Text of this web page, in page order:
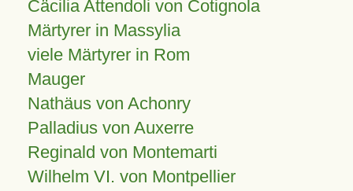
Cäcilia Attendoli von Cotignola
Märtyrer in Massylia
viele Märtyrer in Rom
Mauger
Nathäus von Achonry
Palladius von Auxerre
Reginald von Montemarti
Wilhelm VI. von Montpellier